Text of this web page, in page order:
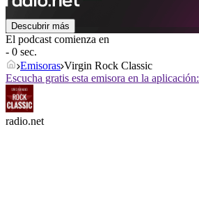
Descubrir más
El podcast comienza en
- 0 sec.
Emisoras Virgin Rock Classic
Escucha gratis esta emisora en la aplicación:
radio.net